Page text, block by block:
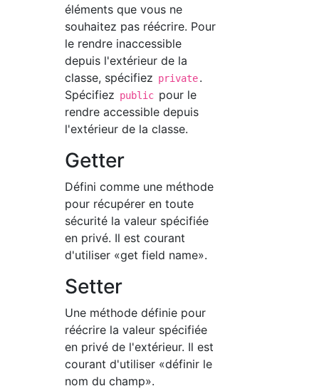
éléments que vous ne
souhaitez pas réécrire. Pour
le rendre inaccessible
depuis l'extérieur de la
classe, spécifiez private.
Spécifiez public pour le
rendre accessible depuis
l'extérieur de la classe.
Getter
Défini comme une méthode
pour récupérer en toute
sécurité la valeur spécifiée
en privé. Il est courant
d'utiliser «get field name».
Setter
Une méthode définie pour
réécrire la valeur spécifiée
en privé de l'extérieur. Il est
courant d'utiliser «définir le
nom du champ».